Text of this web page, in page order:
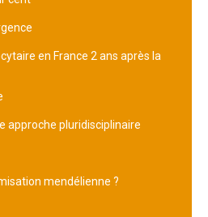
en France 2 ans après la
approche pluridisciplinaire
mendélienne ?